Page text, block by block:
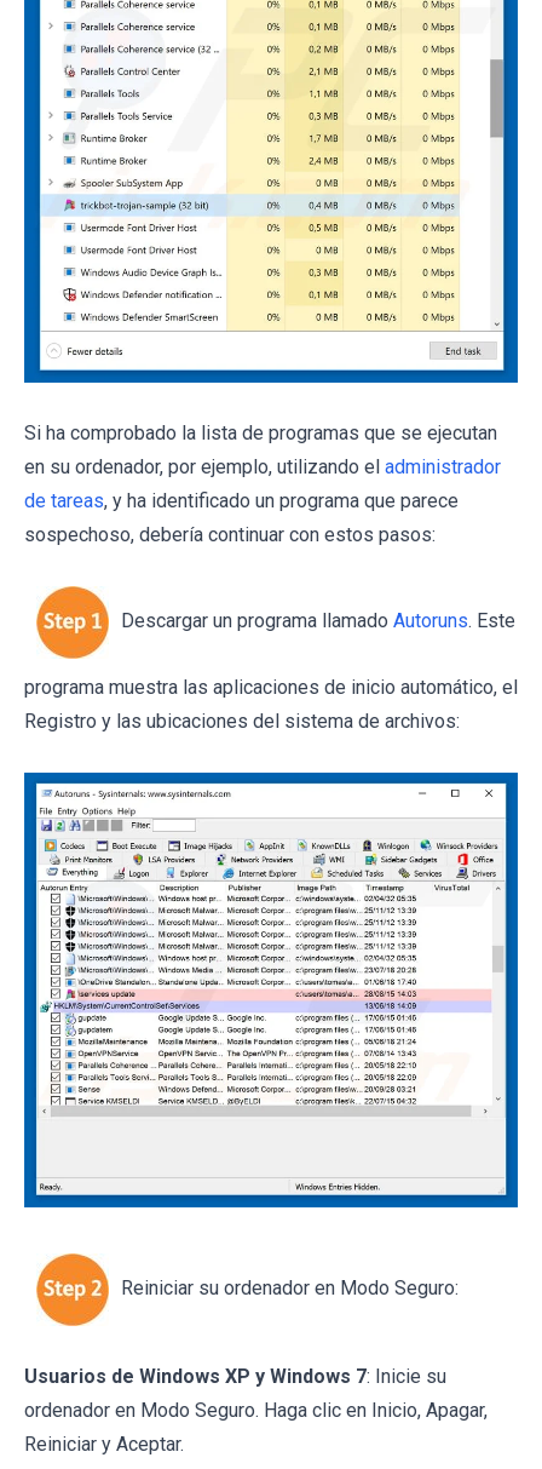
Si ha comprobado la lista de programas que se ejecutan
en su ordenador, por ejemplo, utilizando el administrador
de tareas, y ha identificado un programa que parece
sospechoso, debería continuar con estos pasos:
Descargar un programa llamado Autoruns. Este
programa muestra las aplicaciones de inicio automático, el
Registro y las ubicaciones del sistema de archivos:
Reiniciar su ordenador en Modo Seguro:
Usuarios de Windows XP y Windows 7: Inicie su
ordenador en Modo Seguro. Haga clic en Inicio, Apagar,
Reiniciar y Aceptar.